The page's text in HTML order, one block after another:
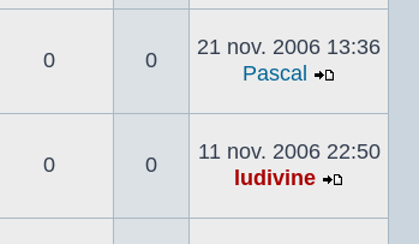
le
dernier
0 0
21 nov. 2006 13:36
Pascal
le
dernier
0 0
11 nov. 2006 22:50
ludivine
le